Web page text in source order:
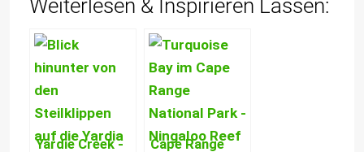
Weiterlesen & Inspirieren Lassen:
Yardie Creek -
Cape Range